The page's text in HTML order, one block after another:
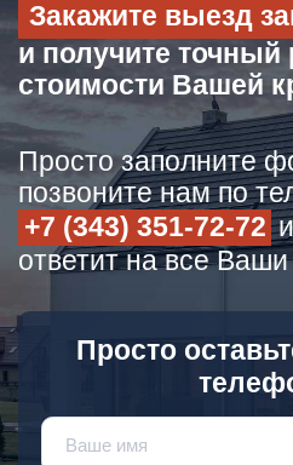
Закажите выезд
и получите точный
стоимости Вашей
Просто заполните
позвоните нам по
+7 (343) 351-72-72
ответит на все
Просто